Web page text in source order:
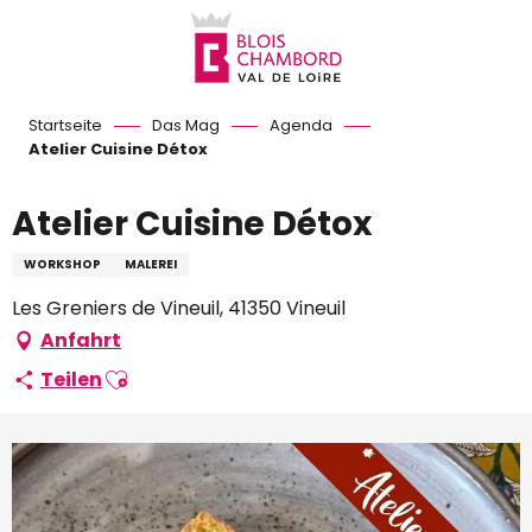
Startseite Das Mag
Agenda
Atelier Cuisine Détox
Atelier Cuisine Détox
WORKSHOP MALEREI
Les Greniers de Vineuil, 41350 Vineuil
Anfahrt
TeilenAjouter aux favoris